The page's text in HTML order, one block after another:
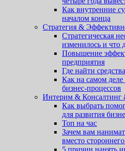
Как внутренние
началом конца
Стратегия &
Стратегическая
изменилось и что
Повышение
предприятия
Где найти
Как на самом деле
бизнес-процессов
Интерим & Консалтинг
Как выбрать
для развития
Топ на час
Зачем вам
вместо
5 причин нанять